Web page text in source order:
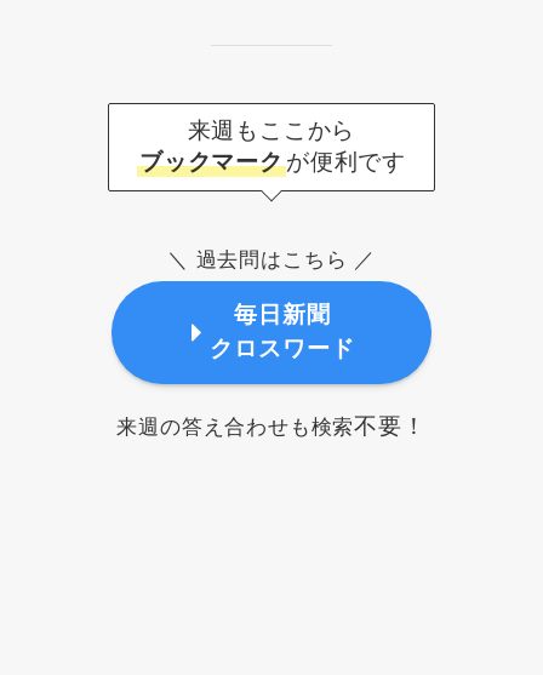
来週もここから
ブックマークが便利です
＼ 過去問はこちら ／
毎日新聞
クロスワード
来週の答え合わせも検索不要！